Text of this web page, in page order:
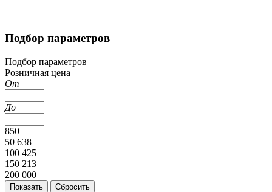
Подбор параметров
Подбор параметров
Розничная цена
От
До
850
50 638
100 425
150 213
200 000